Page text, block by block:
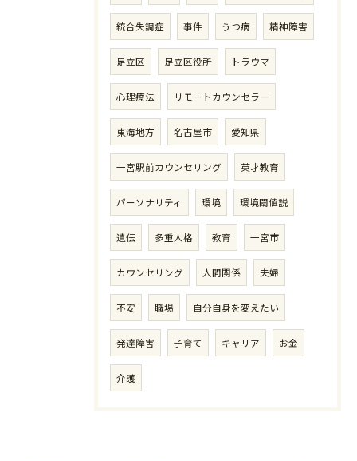
統合失調症 事件 うつ病 精神障害
足立区 足立区役所 トラウマ
心理療法 リモートカウンセラー
東海地方 名古屋市 愛知県
一宮駅前カウンセリング 英才教育
パーソナリティ 環境 環境閾値説
遺伝 多重人格 教育 一宮市
カウンセリング 人間関係 夫婦
不安 職場 自分自身を変えたい
発達障害 子育て キャリア お金
介護